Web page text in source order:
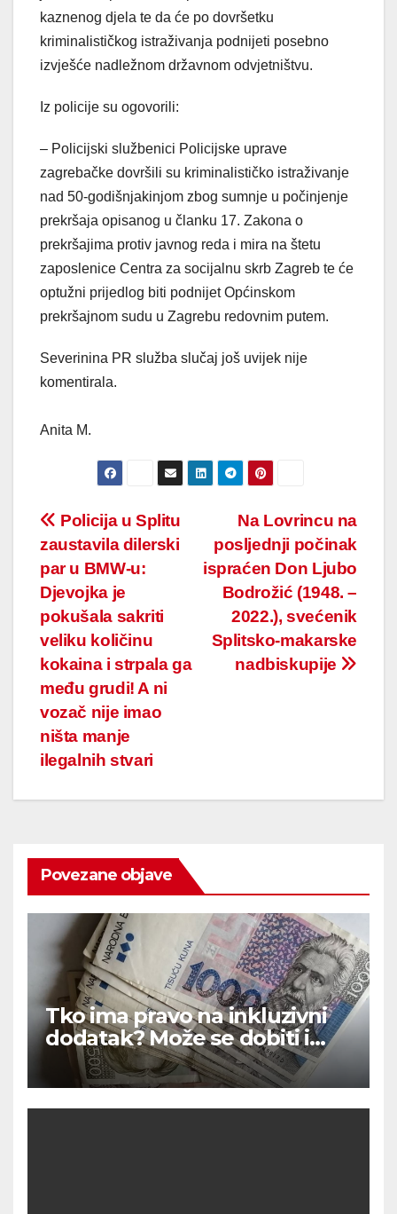
kaznenog djela te da će po dovršetku
kriminalističkog istraživanja podnijeti posebno
izvješće nadležnom državnom odvjetništvu.
Iz policije su ogovorili:
– Policijski službenici Policijske uprave
zagrebačke dovršili su kriminalističko istraživanje
nad 50-godišnjakinjom zbog sumnje u počinjenje
prekršaja opisanog u članku 17. Zakona o
prekršajima protiv javnog reda i mira na štetu
zaposlenice Centra za socijalnu skrb Zagreb te će
optužni prijedlog biti podnijet Općinskom
prekršajnom sudu u Zagrebu redovnim putem.
Severinina PR služba slučaj još uvijek nije
komentirala.
Anita M.
Post
navigation
Na Lovrincu na
posljednji počinak
ispraćen Don Ljubo
Bodrožić (1948. –
2022.), svećenik
Splitsko-makarske
nadbiskupije
Policija u Splitu
zaustavila dilerski
par u BMW-u:
Djevojka je
pokušala sakriti
veliku količinu
kokaina i strpala ga
među grudi! A ni
vozač nije imao
ništa manje
ilegalnih stvari
Povezane objave
Tko ima pravo na inkluzivni
dodatak? Može se dobiti i
720 eura